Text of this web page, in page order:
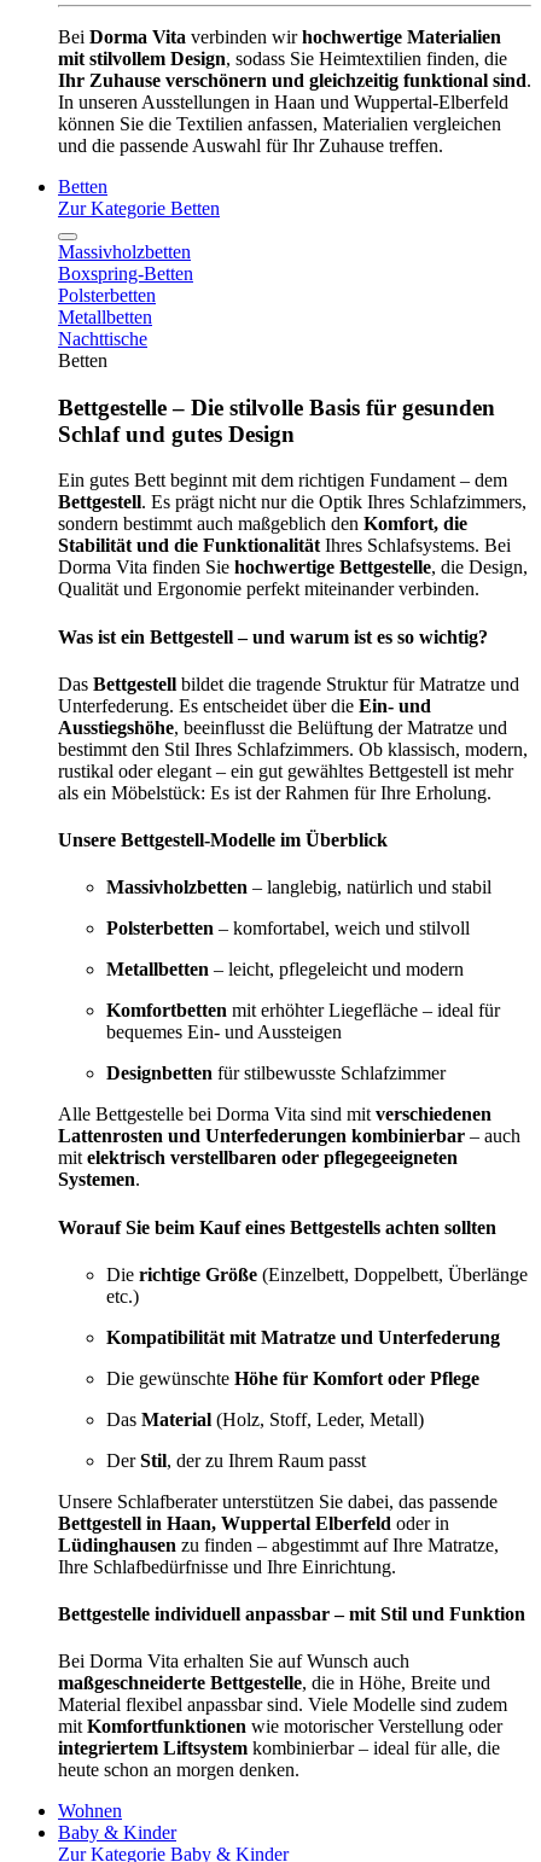
Bei Dorma Vita verbinden wirhochwertige Materialien
mit stilvollem Design, sodass Sie Heimtextilien finden, die
Ihr Zuhause verschönern und gleichzeitig funktional sind.
In unseren Ausstellungen in Haan und Wuppertal-Elberfeld
können Sie die Textilien anfassen, Materialien vergleichen
und die passende Auswahl für Ihr Zuhause treffen.
Betten
Zur Kategorie Betten
Massivholzbetten
Boxspring-Betten
Polsterbetten
Metallbetten
Nachttische
Betten
Bettgestelle – Die stilvolle Basis für gesunden
Schlaf und gutes Design
Ein gutes Bett beginnt mit dem richtigen Fundament – dem
Bettgestell. Es prägt nicht nur die Optik Ihres Schlafzimmers,
sondern bestimmt auch maßgeblich den Komfort, die
Stabilität und die Funktionalität Ihres Schlafsystems. Bei
Dorma Vita finden Sie hochwertige Bettgestelle, die Design,
Qualität und Ergonomie perfekt miteinander verbinden.
Was ist ein Bettgestell – und warum ist es so wichtig?
Das Bettgestell bildet die tragende Struktur für Matratze und
Unterfederung. Es entscheidet über die Ein- und
Ausstiegshöhe, beeinflusst die Belüftung der Matratze und
bestimmt den Stil Ihres Schlafzimmers. Ob klassisch, modern,
rustikal oder elegant – ein gut gewähltes Bettgestell ist mehr
als ein Möbelstück: Es ist der Rahmen für Ihre Erholung.
Unsere Bettgestell-Modelle im Überblick
Massivholzbetten – langlebig, natürlich und stabil
Polsterbetten – komfortabel, weich und stilvoll
Metallbetten – leicht, pflegeleicht und modern
Komfortbetten mit erhöhter Liegefläche – ideal für
bequemes Ein- und Aussteigen
Designbetten für stilbewusste Schlafzimmer
Alle Bettgestelle bei Dorma Vita sind mit verschiedenen
Lattenrosten und Unterfederungen kombinierbar – auch
mit elektrisch verstellbaren oder pflegegeeigneten
Systemen.
Worauf Sie beim Kauf eines Bettgestells achten sollten
Die richtige Größe (Einzelbett, Doppelbett, Überlänge
etc.)
Kompatibilität mit Matratze und Unterfederung
Die gewünschte Höhe für Komfort oder Pflege
Das Material (Holz, Stoff, Leder, Metall)
DerStil, der zu Ihrem Raum passt
Unsere Schlafberater unterstützen Sie dabei, das passende
Bettgestell in Haan, Wuppertal Elberfeld oder in
Lüdinghausen zu finden – abgestimmt auf Ihre Matratze,
Ihre Schlafbedürfnisse und Ihre Einrichtung.
Bettgestelle individuell anpassbar – mit Stil und Funktion
Bei Dorma Vita erhalten Sie auf Wunsch auch
maßgeschneiderte Bettgestelle, die in Höhe, Breite und
Material flexibel anpassbar sind. Viele Modelle sind zudem
mit Komfortfunktionen wie motorischer Verstellung oder
integriertem Liftsystem kombinierbar – ideal für alle, die
heute schon an morgen denken.
Wohnen
Baby & Kinder
Zur Kategorie Baby & Kinder